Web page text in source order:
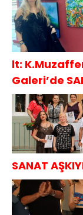
lt:
Galeri’de
SANAT